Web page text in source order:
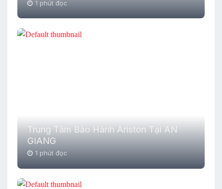
1 phút đọc
Trung Tâm Bảo Hành Ariston Tại AN
GIANG
1 phút đọc